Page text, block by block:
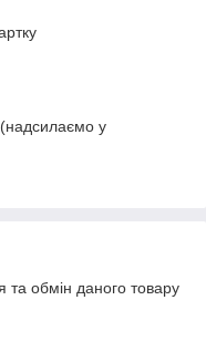
у
обмін даного товару